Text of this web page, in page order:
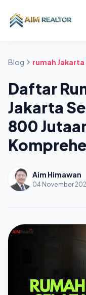
Blog rumah
Daftar
Jakarta
800
Aim Himawan
04 November